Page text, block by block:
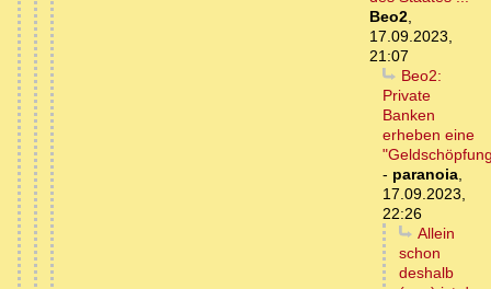
Beo2,
17.09.2023,
21:07
Beo2:
Private
Banken
erheben eine
- paranoia,
17.09.2023,
22:26
Allein
schon
deshalb